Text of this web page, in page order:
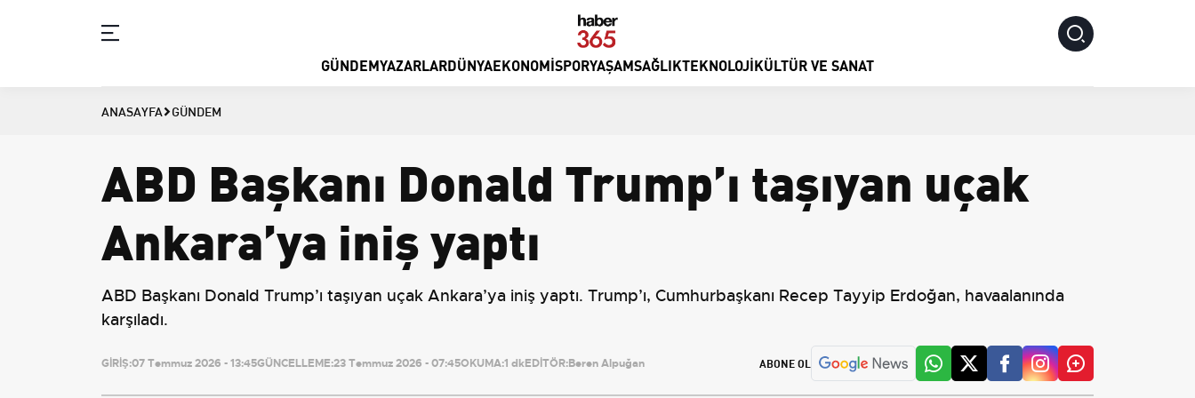
GÜNDEMYAZARLARDÜNYAEKONOMISPORYAŞAMSAĞLIKTEKNOLOJIKÜLTÜR VE SANAT
ANASAYFA GÜNDEM
ABD Başkanı Donald Trump’ı taşıyan uçak
Ankara’ya iniş yaptı
ABD Başkanı Donald Trump’ı taşıyan uçak Ankara’ya iniş yaptı. Trump’ı, Cumhurbaşkanı Recep Tayyip Erdoğan, havaalanında
karşıladı.
GİRİŞ:07 Temmuz 2026 - 13:45GÜNCELLEME:23 Temmuz 2026 - 07:45OKUMA:1 dkEDİTÖR:Beren Alpuğan ABONE OL